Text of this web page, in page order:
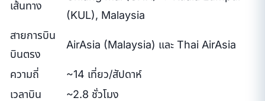
เส้นทาง
(KUL), Malaysia
สายการบิน
บินตรง
AirAsia (Malaysia) และ Thai AirAsia
ความถี่
~14 เที่ยว/สัปดาห์
เวลาบิน
~2.8 ชั่วโมง